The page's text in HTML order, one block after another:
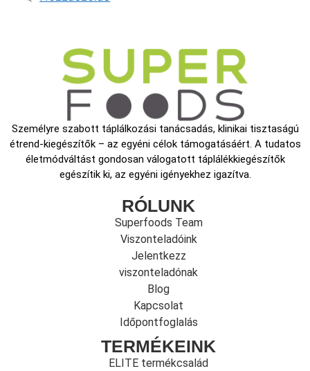
Személyre szabott táplálkozási tanácsadás, klinikai tisztaságú
étrend-kiegészítők – az egyéni célok támogatásáért. A tudatos
életmódváltást gondosan válogatott táplálékkiegészítők
egészítik ki, az egyéni igényekhez igazítva.
RÓLUNK
Superfoods Team
Viszonteladóink
Jelentkezz
viszonteladónak
Blog
Kapcsolat
Időpontfoglalás
TERMÉKEINK
ELITE termékcsalád